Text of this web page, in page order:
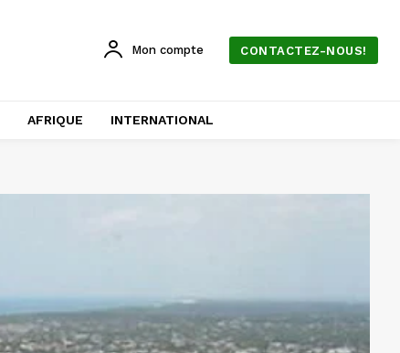
Mon compte CONTACTEZ-NOUS!
AFRIQUE INTERNATIONAL